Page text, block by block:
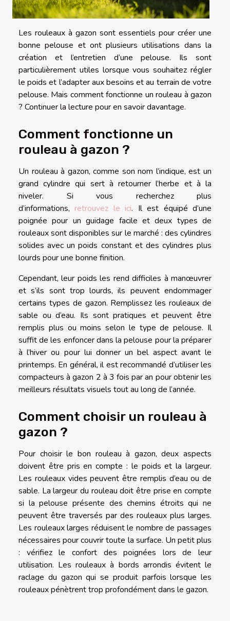
Les rouleaux à gazon sont essentiels pour créer une
bonne pelouse et ont plusieurs utilisations dans la
création et l’entretien d’une pelouse. Ils sont
particulièrement utiles lorsque vous souhaitez régler
le poids et l’adapter aux besoins et au terrain de votre
pelouse. Mais comment fonctionne un rouleau à gazon
? Continuer la lecture pour en savoir davantage.
Comment fonctionne un
rouleau à gazon ?
Un rouleau à gazon, comme son nom l’indique, est un
grand cylindre qui sert à retourner l’herbe et à la
niveler. Si vous recherchez plus
d’informations, retrouvez le ici. Il est équipé d’une
poignée pour un guidage facile et deux types de
rouleaux sont disponibles sur le marché : des cylindres
solides avec un poids constant et des cylindres plus
lourds pour une bonne finition.
Cependant, leur poids les rend difficiles à manœuvrer
et s’ils sont trop lourds, ils peuvent endommager
certains types de gazon. Remplissez les rouleaux de
sable ou d’eau. Ils sont pratiques et peuvent être
remplis plus ou moins selon le type de pelouse. Il
suffit de les enfoncer dans la pelouse pour la préparer
à l’hiver ou pour lui donner un bel aspect avant le
printemps. En général, il est recommandé d’utiliser les
compacteurs à gazon 2 à 3 fois par an pour obtenir les
meilleurs résultats visuels tout au long de l’année.
Comment choisir un rouleau à
gazon ?
Pour choisir le bon rouleau à gazon, deux aspects
doivent être pris en compte : le poids et la largeur.
Les rouleaux vides peuvent être remplis d’eau ou de
sable. La largeur du rouleau doit être prise en compte
si la pelouse présente des chemins étroits qui ne
peuvent être traversés par des rouleaux plus larges.
Les rouleaux larges réduisent le nombre de passages
nécessaires pour couvrir toute la surface. Un petit plus
: vérifiez le confort des poignées lors de leur
utilisation. Les rouleaux à bords arrondis évitent le
raclage du gazon qui se produit parfois lorsque les
rouleaux pénètrent trop profondément dans le gazon.